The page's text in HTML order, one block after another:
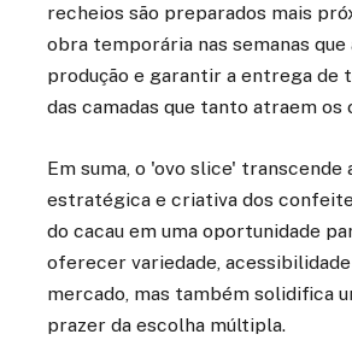
recheios são preparados mais
obra temporária nas semanas
produção e garantir a entrega de
das camadas que tanto atraem os
Em suma, o 'ovo slice'
estratégica e criativa dos
do cacau em uma oportunidade
oferecer variedade,
mercado, mas também solidifica
prazer da escolha múltipla.